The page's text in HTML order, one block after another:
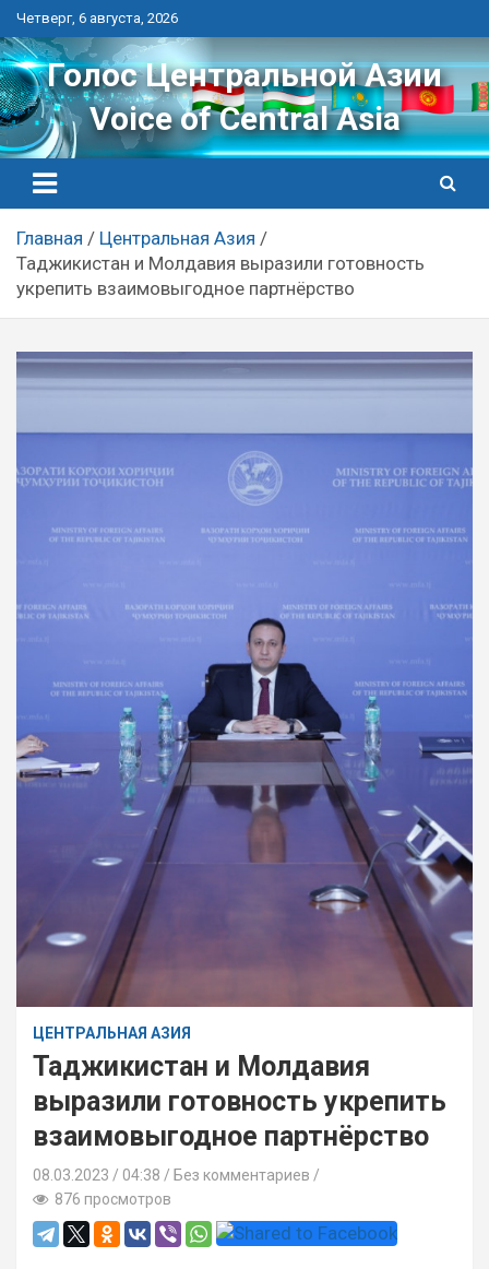
Перейти
к
контенту
Четверг, 6 августа, 2026
Голос Центральной Азии
Voice of Central Asia
Главная
Центральная Азия
Таджикистан и Молдавия выразили готовность
укрепить взаимовыгодное партнёрство
ЦЕНТРАЛЬНАЯ АЗИЯ
Таджикистан и Молдавия
выразили готовность укрепить
взаимовыгодное партнёрство
08.03.2023 04:38 / Без комментариев
876 просмотров